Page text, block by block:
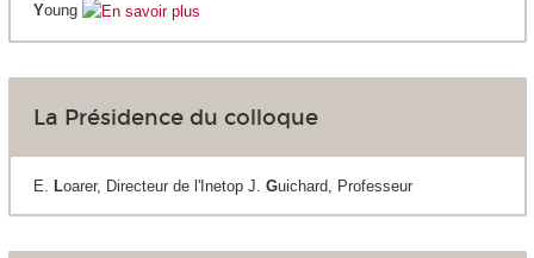
Young
La Présidence du colloque
E. Loarer, Directeur de l'Inetop J. Guichard, Professeur